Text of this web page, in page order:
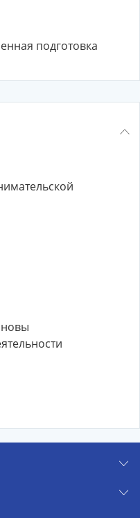
подготовка